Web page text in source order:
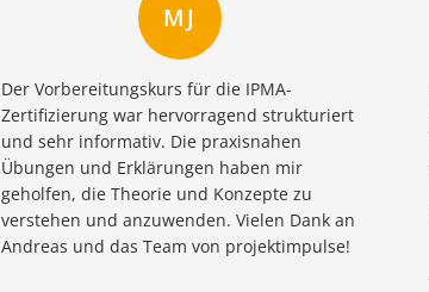
MJ
Der Vorbereitungskurs für die IPMA-
Zertifizierung war hervorragend strukturiert
und sehr informativ. Die praxisnahen
Übungen und Erklärungen haben mir
geholfen, die Theorie und Konzepte zu
verstehen und anzuwenden. Vielen Dank an
Andreas und das Team von projektimpulse!